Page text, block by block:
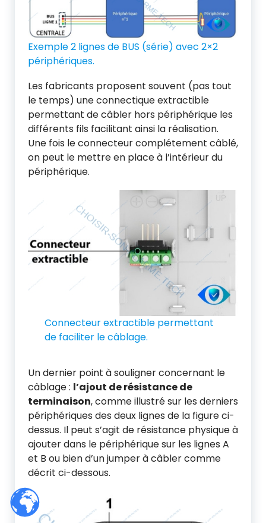
Exemple 2 lignes de BUS (série) avec 2×2
périphériques.
Les fabricants proposent souvent (pas tout
le temps) une connectique extractible
permettant de câbler hors périphérique les
différents fils facilitant ainsi la réalisation.
Une fois le connecteur complétement câblé,
on peut le mettre en place à l’intérieur du
périphérique.
Connecteur extractible permettant
de faciliter le câblage.
Un dernier point à souligner concernant le
câblage : l’ajout de résistance de
terminaison, comme illustré sur les derniers
périphériques des deux lignes de la figure ci-
dessus. Il peut s’agit de résistance physique à
ajouter dans le périphérique sur les lignes A
et B ou bien d’un jumper à câbler comme
décrit ci-dessous.